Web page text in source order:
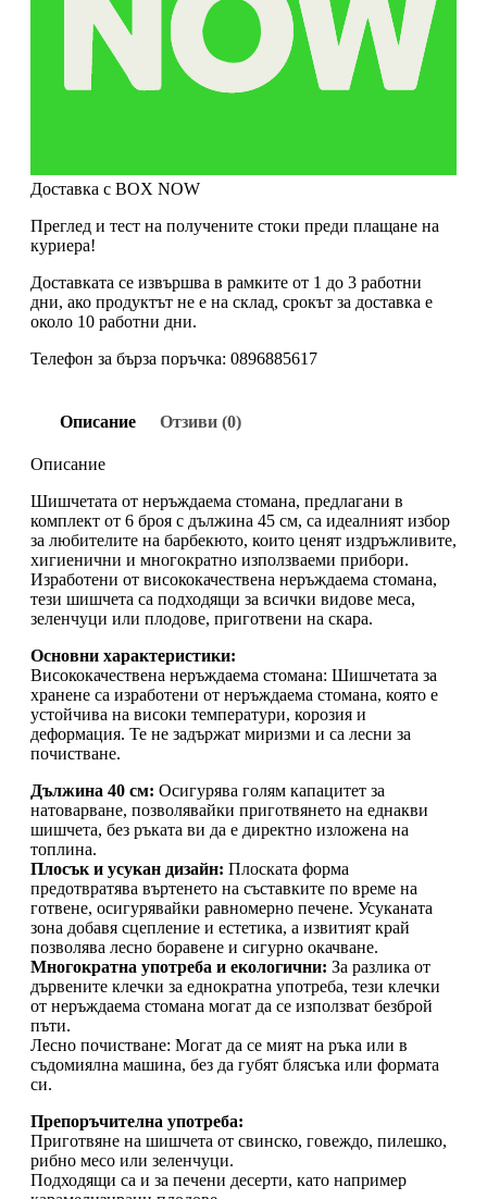
Доставка с BOX NOW
Преглед и тест на получените стоки преди плащане на
куриера!
Доставката се извършва в рамките от 1 до 3 работни
дни, ако продуктът не е на склад, срокът за доставка е
около 10 работни дни.
Телефон за бърза поръчка: 0896885617
Описание Отзиви (0)
Описание
Шишчетата от неръждаема стомана, предлагани в
комплект от 6 броя с дължина 45 см, са идеалният избор
за любителите на барбекюто, които ценят издръжливите,
хигиенични и многократно използваеми прибори.
Изработени от висококачествена неръждаема стомана,
тези шишчета са подходящи за всички видове месa,
зеленчуци или плодове, приготвени на скара.
Основни характеристики:
Висококачествена неръждаема стомана: Шишчетата за
хранене са изработени от неръждаема стомана, която е
устойчива на високи температури, корозия и
деформация. Те не задържат миризми и са лесни за
почистване.
Дължина 40 см: Осигурява голям капацитет за
натоварване, позволявайки приготвянето на еднакви
шишчета, без ръката ви да е директно изложена на
топлина.
Плосък и усукан дизайн: Плоската форма
предотвратява въртенето на съставките по време на
готвене, осигурявайки равномерно печене. Усуканата
зона добавя сцепление и естетика, а извитият край
позволява лесно боравене и сигурно окачване.
Многократна употреба и екологични: За разлика от
дървените клечки за еднократна употреба, тези клечки
от неръждаема стомана могат да се използват безброй
пъти.
Лесно почистване: Могат да се мият на ръка или в
съдомиялна машина, без да губят блясъка или формата
си.
Препоръчителна употреба:
Приготвяне на шишчета от свинско, говеждо, пилешко,
рибно месо или зеленчуци.
Подходящи са и за печени десерти, като например